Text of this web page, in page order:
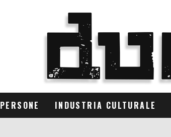
PERSONE INDUSTRIA CULTURALE